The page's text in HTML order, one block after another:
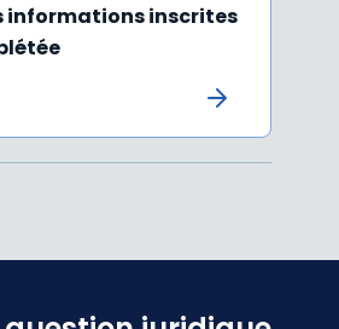
informations inscrites